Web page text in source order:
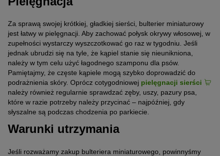
Za sprawą swojej krótkiej, gładkiej sierści, bulterier miniaturowy
jest łatwy w pielęgnacji. Aby zachować połysk okrywy włosowej, w
zupełności wystarczy wyszczotkować go raz w tygodniu. Jeśli
jednak ubrudzi się na tyle, że kąpiel stanie się nieunikniona,
należy w tym celu użyć łagodnego szamponu dla psów.
Pamiętajmy, że częste kąpiele mogą szybko doprowadzić do
podrażnienia skóry. Oprócz cotygodniowej pielęgnacji sierści
należy również regularnie sprawdzać zęby, uszy, pazury psa,
które w razie potrzeby należy przycinać – najpóźniej, gdy
słyszalne są podczas chodzenia po parkiecie.
Warunki utrzymania
Jeśli rozważamy zakup bulteriera miniaturowego, powinnyśmy